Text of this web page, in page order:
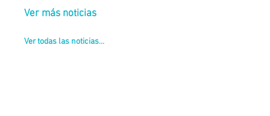
Ver más noticias
Ver todas las noticias...